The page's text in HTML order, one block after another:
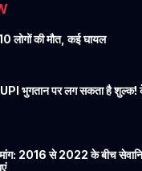
लोगों की मौत, कई घायल
भुगतान पर लग सकता है शुल्क!
2016 से 2022 के बीच